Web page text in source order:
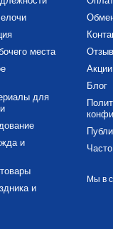
места
для
и
и
Акции
Блог
Мы в